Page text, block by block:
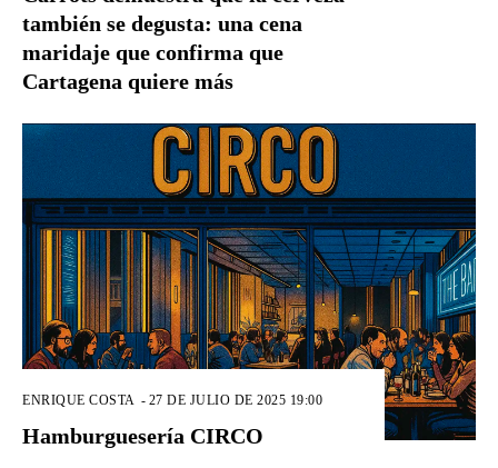
también se degusta: una cena
maridaje que confirma que
Cartagena quiere más
ENRIQUE COSTA - 27 DE JULIO DE 2025 19:00
Hamburguesería CIRCO